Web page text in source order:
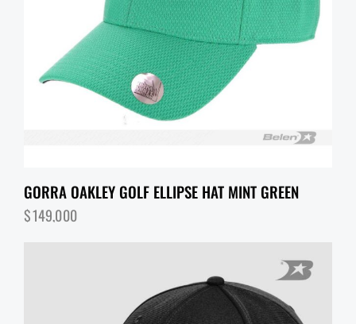
GORRA OAKLEY GOLF ELLIPSE HAT MINT GREEN
$149,000